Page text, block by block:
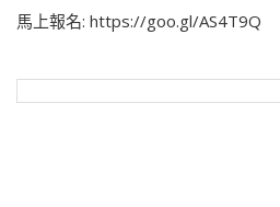
馬上報名: https://goo.gl/AS4T9Q